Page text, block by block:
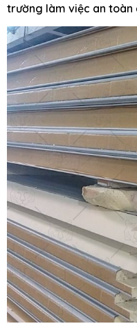
trường làm việc an toàn